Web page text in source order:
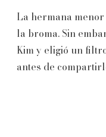
La hermana
la broma. Sin
Kim y eligió un
antes de